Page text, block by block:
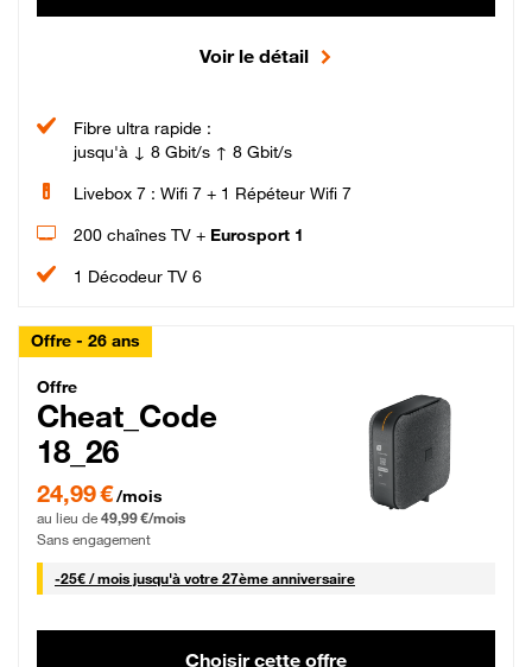
Voir le détail
Fibre ultra rapide :
jusqu'à ↓ 8 Gbit/s ↑ 8 Gbit/s
Livebox 7 : Wifi 7 + 1 Répéteur Wifi 7
200 chaînes TV + Eurosport 1
1 Décodeur TV 6
Offre - 26 ans
Cheat_Code Fibre_18_26
Offre
Cheat_Code
18_26
24,99 € par mois pendant 0 mois puis 49,99 € par mois, Sans engagement
24,99 €/mois
au lieu de 49,99 €/mois
Sans engagement
-25€ / mois25 € par mois
jusqu'à votre 27ème anniversaire
Choisir cette offre